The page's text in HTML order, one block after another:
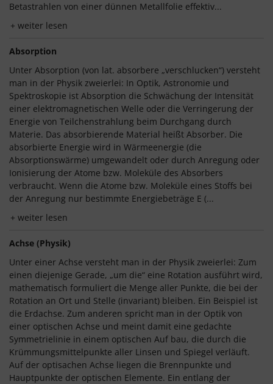
Betastrahlen von einer dünnen Metallfolie effektiv...
weiter lesen
Absorption
Unter Absorption (von lat. absorbere „verschlucken“) versteht
man in der Physik zweierlei: In Optik, Astronomie und
Spektroskopie ist Absorption die Schwächung der Intensität
einer elektromagnetischen Welle oder die Verringerung der
Energie von Teilchenstrahlung beim Durchgang durch
Materie. Das absorbierende Material heißt Absorber. Die
absorbierte Energie wird in Wärmeenergie (die
Absorptionswärme) umgewandelt oder durch Anregung oder
Ionisierung der Atome bzw. Moleküle des Absorbers
verbraucht. Wenn die Atome bzw. Moleküle eines Stoffs bei
der Anregung nur bestimmte Energiebeträge E (...
weiter lesen
Achse (Physik)
Unter einer Achse versteht man in der Physik zweierlei: Zum
einen diejenige Gerade, „um die“ eine Rotation ausführt wird,
mathematisch formuliert die Menge aller Punkte, die bei der
Rotation an Ort und Stelle (invariant) bleiben. Ein Beispiel ist
die Erdachse. Zum anderen spricht man in der Optik von
einer optischen Achse und meint damit eine gedachte
Symmetrielinie in einem optischen Auf bau, die durch die
Krümmungsmittelpunkte aller Linsen und Spiegel verläuft.
Auf der optisachen Achse liegen die Brennpunkte und
Hauptpunkte der optischen Elemente. Ein entlang der